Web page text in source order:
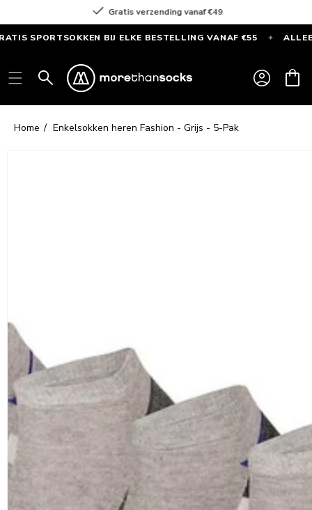
content
Voor 16.00 uur besteld = dezelfde dag verzonden
BIJ ELKE BESTELLING VANAF €55 ✦ ALLEEN
SPORTSOKKEN
bij
elke
bestelling
Inloggen
Home Enkelsokken heren Fashion - Grijs - 5-Pak